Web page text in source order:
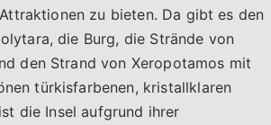
zu bieten. Da gibt es den
die Burg, die Strände von
den Strand von Xeropotamos mit
türkisfarbenen, kristallklaren
die Insel aufgrund ihrer